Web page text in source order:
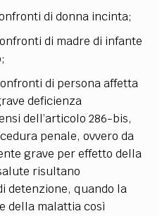
di donna incinta;
di madre di infante
di persona affetta
deficienza
dell’articolo 286-bis,
penale, ovvero da
grave per effetto della
risultano
detenzione, quando la
della malattia così